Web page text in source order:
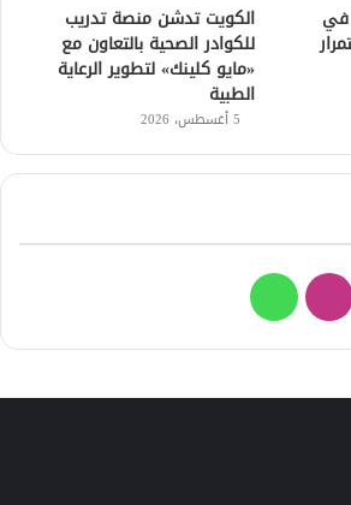
في الكويت تدشن منصة تدريب
للكوادر الصحية بالتعاون مع
«مايو كلينك» لتطوير الرعاية
الطبية
5 أغسطس، 2026
انستقرامواتساب